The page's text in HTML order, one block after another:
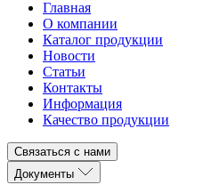
Главная
О компании
Каталог продукции
Новости
Статьи
Контакты
Информация
Качество продукции
Связаться с нами
Документы